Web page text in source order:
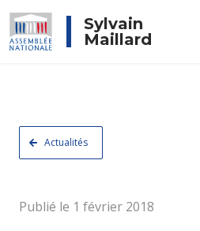
Sylvain
Maillard
Actualités
Publié le 1 février 2018